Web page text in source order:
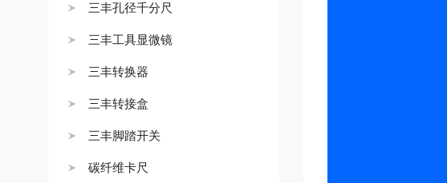
三丰孔径千分尺
三丰工具显微镜
三丰转换器
三丰转接盒
三丰脚踏开关
碳纤维卡尺